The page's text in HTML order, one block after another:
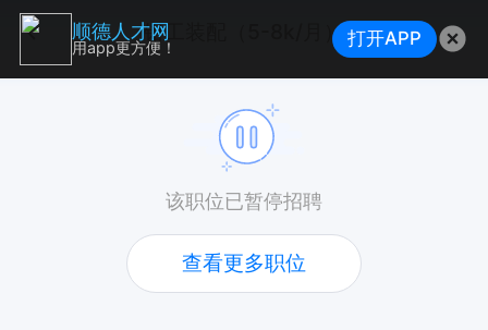
钳工装配（5-8k/月）
该职位已暂停招聘
查看更多职位
顺德人才网
用app更方便！ 打开APP